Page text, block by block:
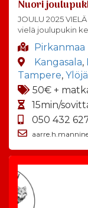
Nuori
JOULU 2025
vielä joulupukin
Pirkanmaa
Kangasala,
Tampere,
50€ +
15min/
050 432